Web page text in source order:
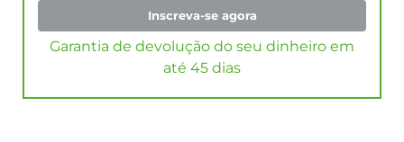
Inscreva-se agora
Garantia de devolução do seu dinheiro em
até 45 dias